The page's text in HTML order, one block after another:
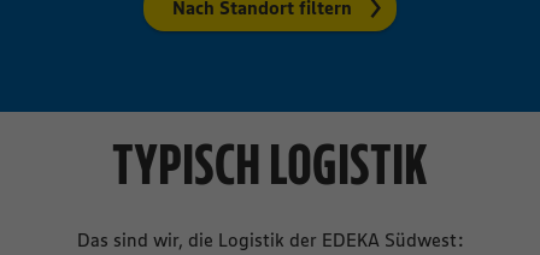
Nach Standort filtern
TYPISCH LOGISTIK
Das sind wir, die Logistik der EDEKA Südwest: